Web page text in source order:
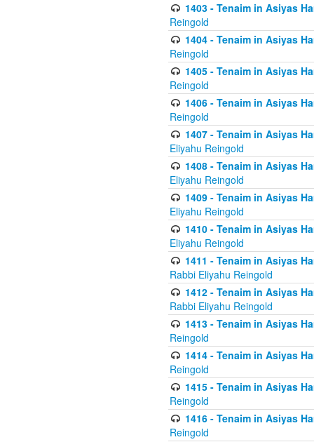
1403 - Tenaim in Asiyas
Reingold
1404 - Tenaim in Asiyas
Reingold
1405 - Tenaim in Asiyas
Reingold
1406 - Tenaim in Asiyas
Reingold
1407 - Tenaim in Asiyas
Eliyahu Reingold
1408 - Tenaim in Asiyas
Eliyahu Reingold
1409 - Tenaim in Asiyas
Eliyahu Reingold
1410 - Tenaim in Asiyas
Eliyahu Reingold
1411 - Tenaim in Asiyas
Rabbi Eliyahu Reingold
1412 - Tenaim in Asiyas
Rabbi Eliyahu Reingold
1413 - Tenaim in Asiyas
Reingold
1414 - Tenaim in Asiyas
Reingold
1415 - Tenaim in Asiyas
Reingold
1416 - Tenaim in Asiyas
Reingold